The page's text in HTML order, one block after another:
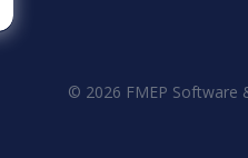
© 2026 FMEP Software